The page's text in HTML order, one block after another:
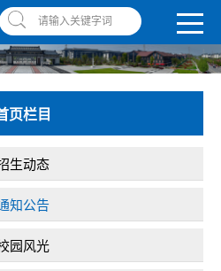
学校首页| OA系统 违反师德举报信箱
请输入关键字词
页栏目
生动态
知公告
园风光